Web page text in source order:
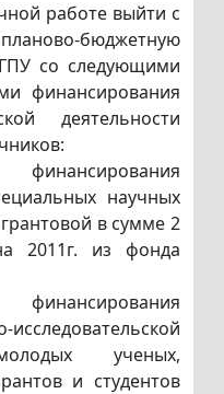
работе выйти с
бюджетную
со следующими
финансирования
деятельности
научных
в сумме 2
2011г. из фонда
ученых,
и студентов